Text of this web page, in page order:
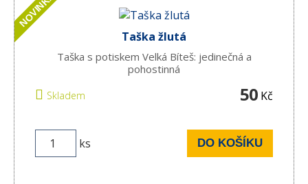
NOVINKA
Taška žlutá
Taška s potiskem Velká Bíteš: jedinečná a
pohostinná
Skladem 50 Kč
ks DO KOŠÍKU